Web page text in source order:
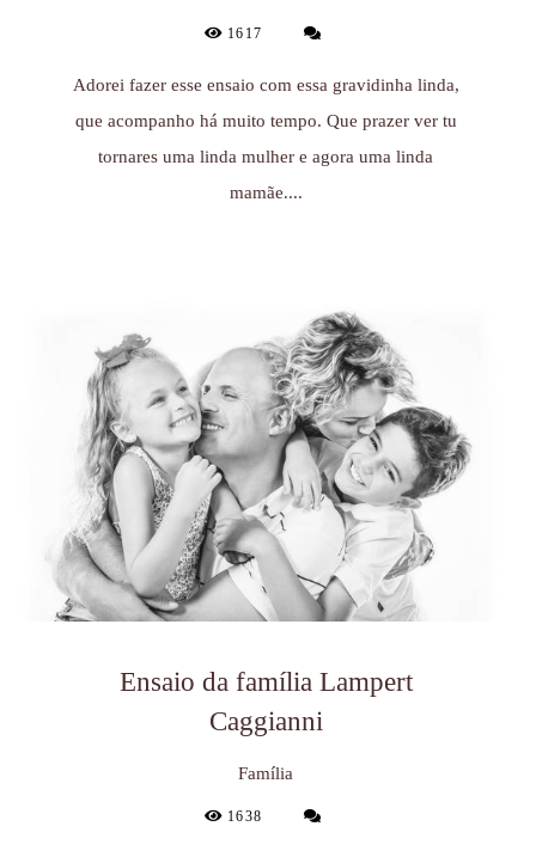
1617
Adorei fazer esse ensaio com essa gravidinha linda,
que acompanho há muito tempo. Que prazer ver tu
tornares uma linda mulher e agora uma linda
mamãe....
Ensaio da família Lampert
Caggianni
Família
1638